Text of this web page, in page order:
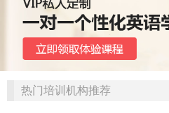
热门培训机构推荐